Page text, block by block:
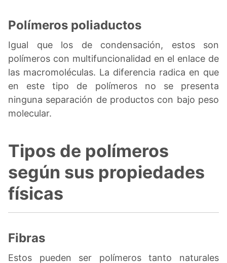
Polímeros poliaductos
Igual que los de condensación, estos son
polímeros con multifuncionalidad en el enlace de
las macromoléculas. La diferencia radica en que
en este tipo de polímeros no se presenta
ninguna separación de productos con bajo peso
molecular.
Tipos de polímeros
según sus propiedades
físicas
Fibras
Estos pueden ser polímeros tanto naturales